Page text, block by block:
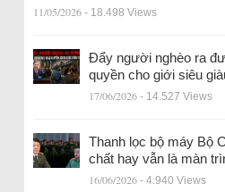
11/05/2026 - 18.498 Views
Đẩy người nghèo ra
quyền cho giới siêu
17/06/2026 - 14.527 Views
Thanh lọc bộ máy Bộ
chất hay vẫn là màn
16/06/2026 - 4.940 Views